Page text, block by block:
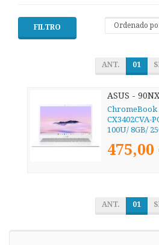
FILTRO
ANT. 01
ASUS -
ChromeBook
CX3402CVA-
100U/ 8GB/
475,00
ANT. 01